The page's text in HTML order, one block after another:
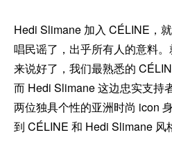
Hedi Slimane 加入 CÉLINE，
唱民谣了，出乎所有人的意料
来说好了，我们最熟悉的
而 Hedi Slimane 这边忠实支持
两位独具个性的亚洲时尚 icon
到 CÉLINE 和 Hedi Slimane 风